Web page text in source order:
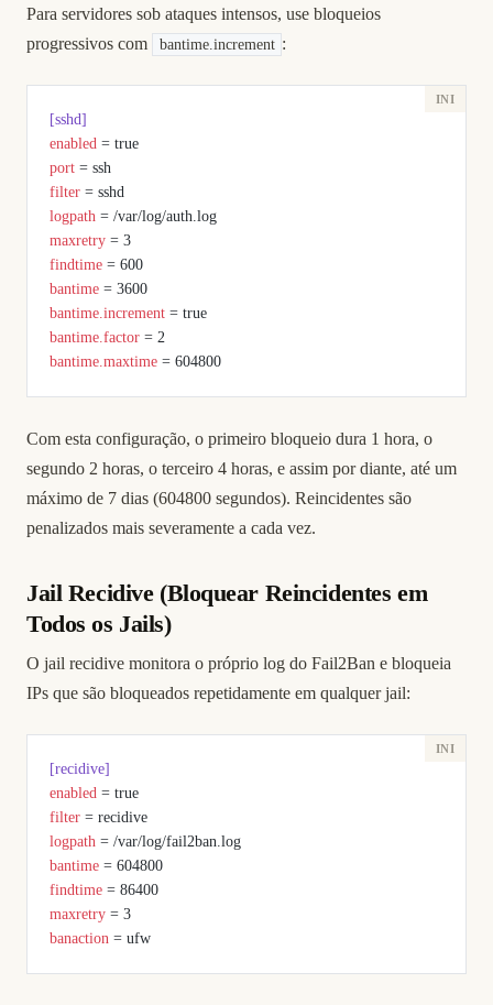
Para servidores sob ataques intensos, use bloqueios
progressivos com
bantime.increment :
[sshd]
enabled = true
port = ssh
filter = sshd
logpath = /var/log/auth.log
maxretry = 3
findtime = 600
bantime = 3600
bantime.increment = true
bantime.factor = 2
bantime.maxtime = 604800
Com esta configuração, o primeiro bloqueio dura 1 hora, o
segundo 2 horas, o terceiro 4 horas, e assim por diante, até um
máximo de 7 dias (604800 segundos). Reincidentes são
penalizados mais severamente a cada vez.
Jail Recidive (Bloquear Reincidentes em
Todos os Jails)
O jail recidive monitora o próprio log do Fail2Ban e bloqueia
IPs que são bloqueados repetidamente em qualquer jail:
[recidive]
enabled = true
filter = recidive
logpath = /var/log/fail2ban.log
bantime = 604800
findtime = 86400
maxretry = 3
banaction = ufw